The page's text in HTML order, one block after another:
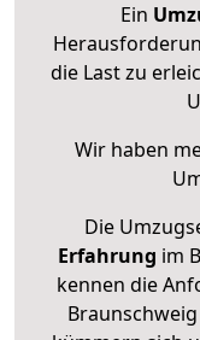
Ein
die Last zu
Wir haben
Die
Erfahrung im
kennen die